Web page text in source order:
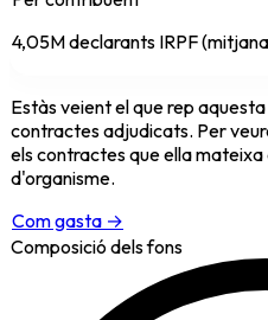
4,05M declarants IRPF
Estàs veient el querep
contractes adjudicats. Per
els contractes que ella
d'organisme.
Com gasta →
Composició dels fons